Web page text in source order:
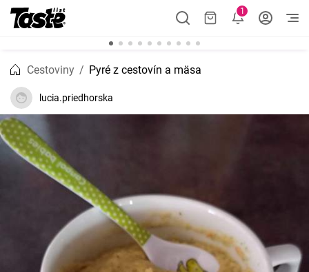
1
Cestoviny Pyré z cestovín a mäsa
lucia.priedhorska